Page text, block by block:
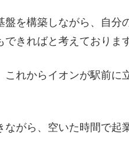
盤を構築しながら、自分
きればと考えております
これからイオンが駅前に
ながら、空いた時間で起